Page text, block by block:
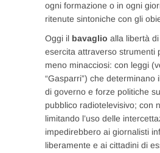
ogni formazione o in ogni
ritenute sintoniche con gli
Oggi il bavaglio alla libertà
esercita attraverso strumenti
meno minacciosi: con leggi
“Gasparri”) che determinano
di governo e forze politiche
pubblico radiotelevisivo; con
limitando l’uso delle
impedirebbero ai giornalisti
liberamente e ai cittadini di